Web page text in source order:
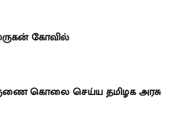
கோவில்
கொலை செய்ய தமிழக அரசு